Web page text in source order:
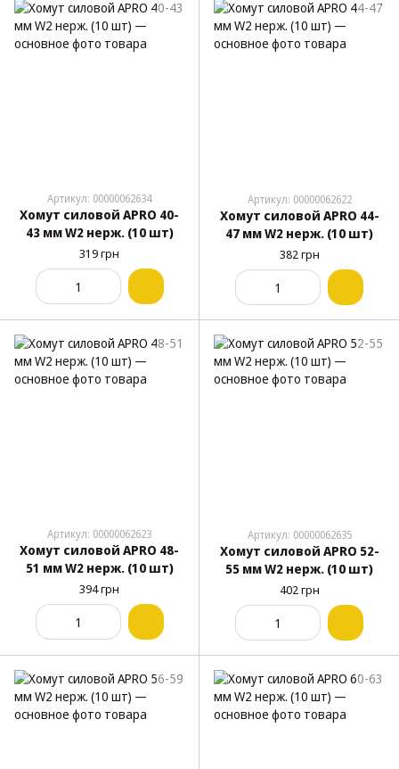
Артикул: 00000062634
Хомут силовой APRO 40-
43 мм W2 нерж. (10 шт)
319 грн
Артикул: 00000062622
Хомут силовой APRO 44-
47 мм W2 нерж. (10 шт)
382 грн
Артикул: 00000062623
Хомут силовой APRO 48-
51 мм W2 нерж. (10 шт)
394 грн
Артикул: 00000062635
Хомут силовой APRO 52-
55 мм W2 нерж. (10 шт)
402 грн